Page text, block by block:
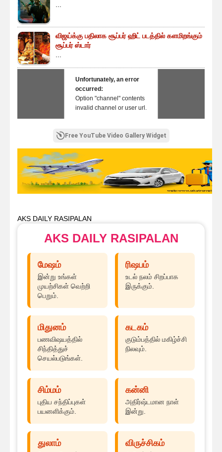
...
விஜய்க்கு பதிலாக சூப்பர் ஹிட் படத்தில் களமிறங்கும்
சூப்பர் ஸ்டார்
...
Unfortunately, an error
occurred:
Option "channel" contents
invalid channel or user url.
Free YouTube Video Gallery Widget
AKS DAILY RASIPALAN
AKS DAILY RASIPALAN
மேஷம்
இன்று உங்கள்
முயற்சிகள் வெற்றி
பெறும்.
ரிஷபம்
உடல் நலம் சிறப்பாக
இருக்கும்.
மிதுனம்
பணவிஷயத்தில்
சிந்தித்துச்
செயல்படுங்கள்.
கடகம்
குடும்பத்தில் மகிழ்ச்சி
நிலவும்.
சிம்மம்
புதிய சந்திப்புகள்
பயனளிக்கும்.
கன்னி
அதிர்ஷ்டமான நாள்
இன்று.
துலாம் விருச்சிகம்